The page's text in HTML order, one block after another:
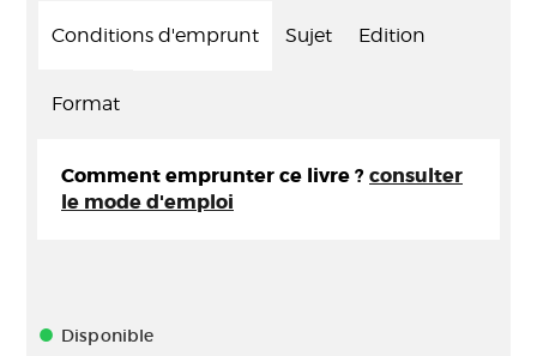
Conditions d'emprunt Sujet Edition
Format
Comment emprunter ce livre ? consulter
le mode d'emploi
Disponible